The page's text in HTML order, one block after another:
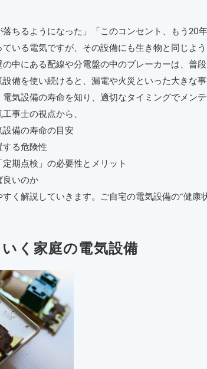
落ちるようになった」「このコンセント、もう20
いる電気ですが、その設備にも生き物と同じよ
中にある配線や分電盤の中のブレーカーは、普
備を使い続けると、漏電や火災といった大きな
気設備の寿命を知り、適切なタイミングでメン
事士の視点から、
設備の寿命の目安
する危険性
期点検」の必要性とメリット
良いのか
く解説していきます。ご自宅の電気設備の”健
く家庭の電気設備